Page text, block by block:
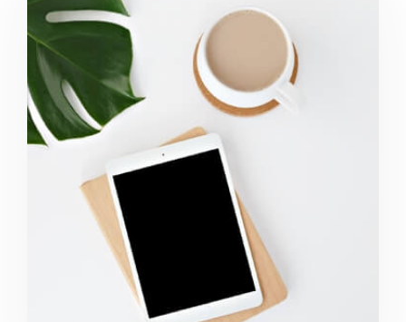
Coffee Tropical Vibes